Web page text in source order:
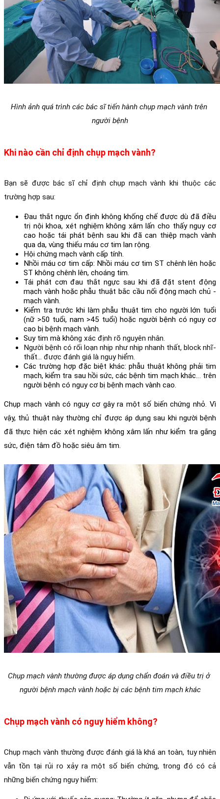
Hình ảnh quá trình các bác sĩ tiến hành chụp mạch vành trên
người bệnh
Khi nào cần chỉ định chụp mạch vành?
Bạn sẽ được bác sĩ chỉ định chụp mạch vành khi thuộc các
trường hợp sau:
Đau thắt ngực ổn định không khống chế được dù đã điều
trị nội khoa, xét nghiệm không xâm lấn cho thấy nguy cơ
cao hoặc tái phát bệnh sau khi đã can thiệp mạch vành
qua da, vùng thiếu máu cơ tim lan rộng.
Hội chứng mạch vành cấp tính.
Nhồi máu cơ tim cấp: Nhồi máu cơ tim ST chênh lên hoặc
ST không chênh lên, choáng tim.
Tái phát cơn đau thắt ngực sau khi đã đặt stent động
mạch vành hoặc phẫu thuật bắc cầu nối động mạch chủ -
mạch vành.
Kiểm tra trước khi làm phẫu thuật tim cho người lớn tuổi
(nữ >50 tuổi, nam >45 tuổi) hoặc người bệnh có nguy cơ
cao bị bệnh mạch vành.
Suy tim mà không xác định rõ nguyên nhân.
Người bệnh có rối loạn nhịp như nhịp nhanh thất, block nhĩ-
thất... được đánh giá là nguy hiểm.
Các trường hợp đặc biệt khác: phẫu thuật không phải tim
mạch, kiểm tra sau hồi sức, các bệnh tim mạch khác… trên
người bệnh có nguy cơ bị bệnh mạch vành cao.
Chụp mạch vành có nguy cơ gây ra một số biến chứng nhỏ. Vì
vậy, thủ thuật này thường chỉ được áp dụng sau khi người bệnh
đã thực hiện các xét nghiệm không xâm lấn như kiểm tra gắng
sức, điện tâm đồ hoặc siêu âm tim.
Chụp mạch vành thường được áp dụng chẩn đoán và điều trị ở
người bệnh mạch vành hoặc bị các bệnh tim mạch khác
Chụp mạch vành có nguy hiểm không?
Chụp mạch vành thường được đánh giá là khá an toàn, tuy nhiên
vẫn tồn tại rủi ro xảy ra một số biến chứng, trong đó có cả
những biến chứng nguy hiểm: